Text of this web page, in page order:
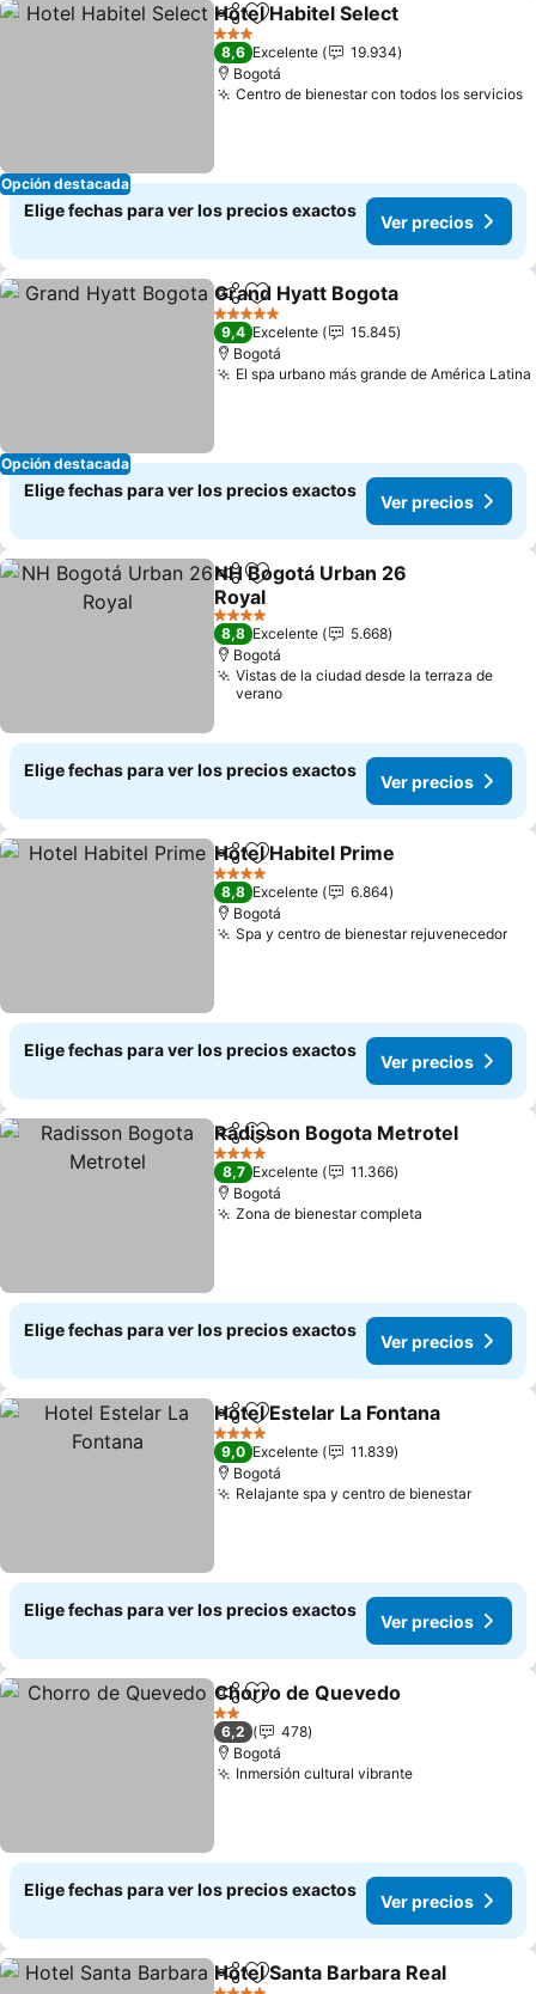
Opción destacada
CompartirAgregar a favoritos
Hotel Habitel Select
3 Estrellas
8,6 Excelente
19.934
Bogotá
Centro de bienestar con todos los servicios
Elige fechas para ver los precios exactos
Ver precios
Opción destacada
CompartirAgregar a favoritos
Grand Hyatt Bogota
5 Estrellas
9,4 Excelente
15.845
Bogotá
El spa urbano más grande de América Latina
Elige fechas para ver los precios exactos
Ver precios
CompartirAgregar a favoritos
NH Bogotá Urban 26
Royal
Ver precios
4 Estrellas
8,8 Excelente
5.668
Bogotá
Vistas de la ciudad desde la terraza de
verano
Elige fechas para ver los precios exactos
Ver precios
CompartirAgregar a favoritos
Hotel Habitel Prime
4 Estrellas
8,8 Excelente
6.864
Bogotá
Spa y centro de bienestar rejuvenecedor
Elige fechas para ver los precios exactos
Ver precios
CompartirAgregar a favoritos
Radisson Bogota Metrotel
4 Estrellas
8,7 Excelente
11.366
Bogotá
Zona de bienestar completa
Elige fechas para ver los precios exactos
Ver precios
CompartirAgregar a favoritos
Hotel Estelar La Fontana
4 Estrellas
9,0 Excelente
11.839
Bogotá
Relajante spa y centro de bienestarVer
Elige fechas para ver los precios exactos
Ver precios
CompartirAgregar a favoritos
Chorro de Quevedo
2 Estrellas
6,2
478
Bogotá
Inmersión cultural vibranteVer precios
Elige fechas para ver los precios exactos
Ver precios
CompartirAgregar a favoritos
Hotel Santa Barbara Real